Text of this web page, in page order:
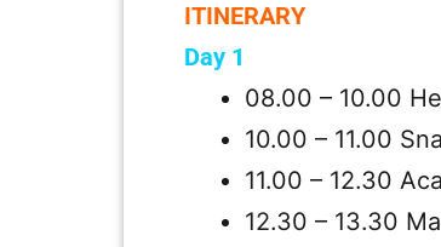
ITINERARY
Day 1
08.00 – 10.00
10.00 – 11.00
11.00 – 12.30
12.30 – 13.30